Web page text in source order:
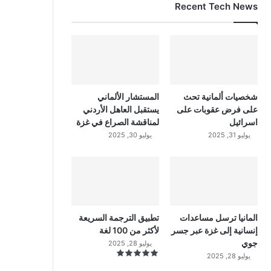
Recent Tech News
شخصيات ألمانية تحث
على فرض عقوبات على
اسرائيل
يوليو 31, 2025
المستشار الألماني
يستقبل العاهل الأردني
لمناقشة الصراع في غزة
يوليو 30, 2025
المانيا ترسل مساعدات
إنسانية إلى غزة عبر جسر
جوي
يوليو 28, 2025
تطبيق الترجمة السريعة
لأكثر من 100 لغة
يوليو 28, 2025